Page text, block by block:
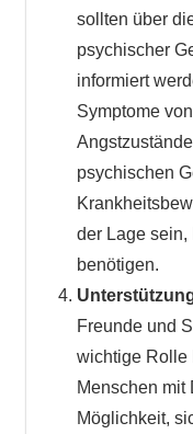
sollten über
psychischer
informiert
Symptome
psychischen
der Lage
benötigen.
Freunde und
wichtige Rolle
Menschen mit
Möglichkeit,